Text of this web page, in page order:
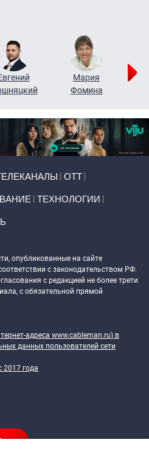
Мария
Фомина
ОТТ
ТЕХНОЛОГИИ
опубликованные на сайте
с законодательством РФ.
с редакцией не более трети
с обязательной прямой
адреса www.cableman.ru) в
данных пользователей сети
2017 года